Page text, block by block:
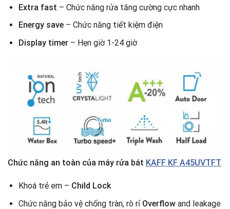
Extra fast – Chức năng rửa tăng cường cực nhanh
Energy save– Chức năng tiết kiệm điện
Display timer– Hẹn giờ 1-24 giờ
Chức năng an toàn của máy rửa bát KAFF KF A45UVTFT
Khoá trẻ em – Child Lock
Chức năng bảo vệ chống tràn, rò rỉ Overflowand leakage